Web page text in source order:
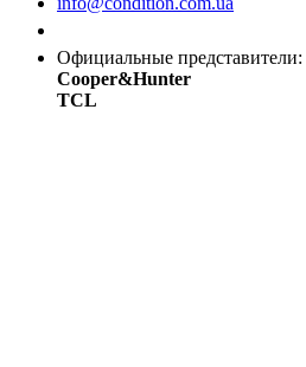
Официальные представители:
Cooper&Hunter
TCL